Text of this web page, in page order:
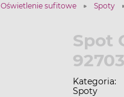
Oświetlenie sufitowe Spoty
Spot
92703
Kategoria:
Spoty